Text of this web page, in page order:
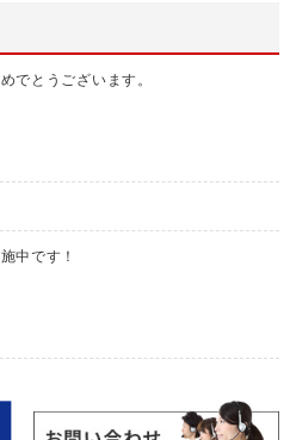
でとうございます。
中です！